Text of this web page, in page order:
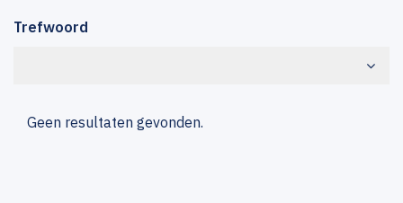
Trefwoord
Geen resultaten gevonden.